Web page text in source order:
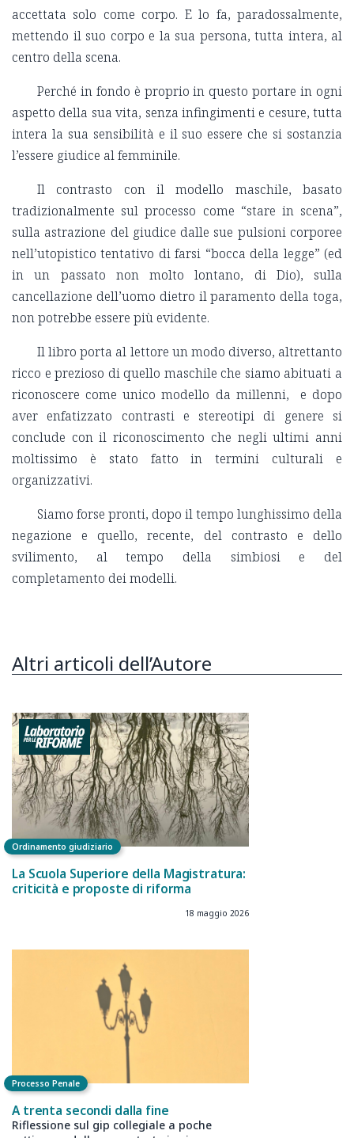
accettata solo come corpo. E lo fa, paradossalmente,
mettendo il suo corpo e la sua persona, tutta intera, al
centro della scena.
Perché in fondo è proprio in questo portare in ogni
aspetto della sua vita, senza infingimenti e cesure, tutta
intera la sua sensibilità e il suo essere che si sostanzia
l’essere giudice al femminile.
Il contrasto con il modello maschile, basato
tradizionalmente sul processo come “stare in scena”,
sulla astrazione del giudice dalle sue pulsioni corporee
nell’utopistico tentativo di farsi “bocca della legge” (ed
in un passato non molto lontano, di Dio), sulla
cancellazione dell’uomo dietro il paramento della toga,
non potrebbe essere più evidente.
Il libro porta al lettore un modo diverso, altrettanto
ricco e prezioso di quello maschile che siamo abituati a
riconoscere come unico modello da millenni, e dopo
aver enfatizzato contrasti e stereotipi di genere si
conclude con il riconoscimento che negli ultimi anni
moltissimo è stato fatto in termini culturali e
organizzativi.
Siamo forse pronti, dopo il tempo lunghissimo della
negazione e quello, recente, del contrasto e dello
svilimento, al tempo della simbiosi e del
completamento dei modelli.
Altri articoli dell’Autore
Ordinamento giudiziario
La Scuola Superiore della Magistratura:
criticità e proposte di riforma
18 maggio 2026
Processo Penale
A trenta secondi dalla fine
Riflessione sul gip collegiale a poche